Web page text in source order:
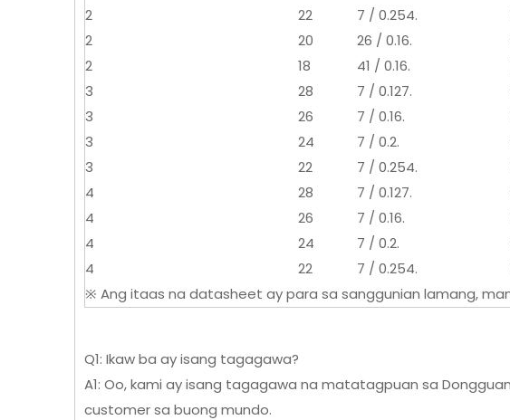
2
22 7 / 0.254.
2
20 26 / 0.16.
2
18 41 / 0.16.
3
28 7 / 0.127.
3
26 7 / 0.16.
3
24 7 / 0.2.
3
22 7 / 0.254.
4
28 7 / 0.127.
4
26 7 / 0.16.
4
24 7 / 0.2.
4
22 7 / 0.254.
※ Ang itaas na datasheet ay para sa sanggunian lamang,
Q1: Ikaw ba ay isang tagagawa?
A1: Oo, kami ay isang tagagawa na matatagpuan sa
customer sa buong mundo.